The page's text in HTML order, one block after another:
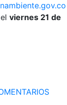
viernes 21 de